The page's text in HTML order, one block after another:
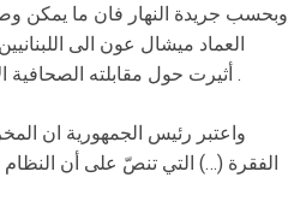
وبحسب جريدة النهار فان ما يمكن
العماد ميشال عون الى
أثيرت حول مقابلته الصحافية الأخيرة التي ذكر فيها انه في نهاية ولايته لا يسلم رئاسة الجمهورية الى الفراغ .
واعتبر رئيس الجمهورية ان
الفقرة (…) التي تنصّ على أن